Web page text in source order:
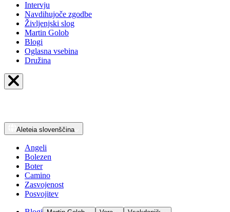
Intervju
Navdihujoče zgodbe
Življenjski slog
Martin Golob
Blogi
Oglasna vsebina
Družina
Aleteia slovenščina
Angeli
Bolezen
Boter
Camino
Zasvojenost
Posvojitev